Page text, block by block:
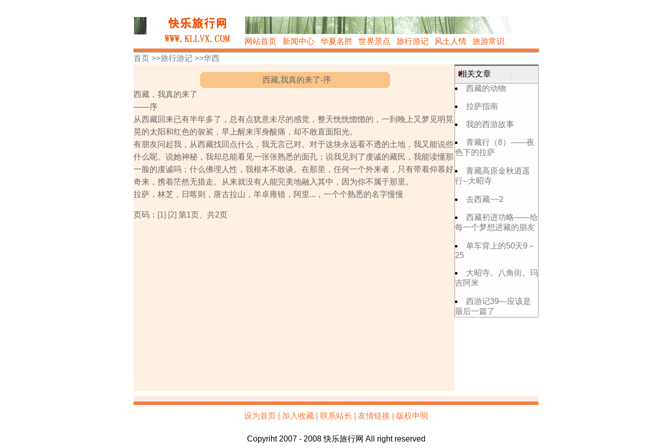
网站首页 新闻中心 华夏名胜 世界景点 旅行游记 风土人情
旅游常识
首页 >>旅行游记 >>华西
相关文章
西藏的动物
拉萨指南
我的西游故事
青藏行（8）——夜
色下的拉萨
青藏高原金秋逍遥
行--大昭寺
去西藏~~2
西藏初进功略——给
每一个梦想进藏的朋友
单车背上的50天9－
25
大昭寺。八角街。玛
吉阿米
西游记39—应该是
最后一篇了
西藏,我真的来了-序
西藏，我真的来了
——序
从西藏回来已有半年多了，总有点犹意未尽的感觉，整天恍恍惚惚的，一到晚上又梦见明晃
晃的太阳和红色的袈裟，早上醒来浑身酸痛，却不敢直面阳光。
有朋友问起我，从西藏找回点什么，我无言已对。对于这块永远看不透的土地，我又能说些
什么呢。说她神秘，我却总能看见一张张熟悉的面孔；说我见到了虔诚的藏民，我能读懂那
一脸的虔诚吗；什么佛理人性，我根本不敢谈。在那里，任何一个外来者，只有带着仰慕好
奇来，携着茫然无措走。从来就没有人能完美地融入其中，因为你不属于那里。
拉萨，林芝，日喀则，唐古拉山，羊卓雍错，阿里...，一个个熟悉的名字慢慢
页码： [1] [2] 第1页、共2页
设为首页 | 加入收藏 | 联系站长 | 友情链接 | 版权申明
Copyriht 2007 - 2008 快乐旅行网 All right reserved